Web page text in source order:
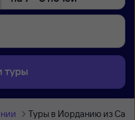
туры
Туры в Иорданию из